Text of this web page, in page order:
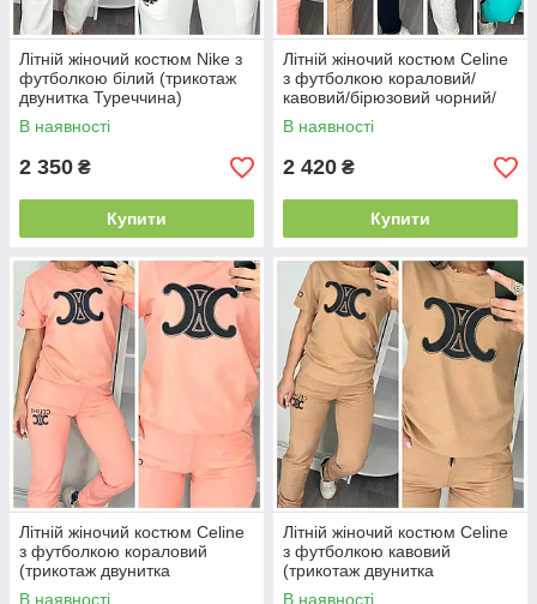
Літній жіночий костюм Nike з
футболкою білий (трикотаж
двунитка Туреччина)
В наявності
2 350 ₴
Купити
Літній жіночий костюм Celine
з футболкою кораловий/
кавовий/бірюзовий чорний/
білий (трикотаж двунитка
Туреччина)
В наявності
2 420 ₴
Купити
Літній жіночий костюм Celine
з футболкою кораловий
(трикотаж двунитка
Туреччина)
В наявності
Літній жіночий костюм Celine
з футболкою кавовий
(трикотаж двунитка
Туреччина)
В наявності